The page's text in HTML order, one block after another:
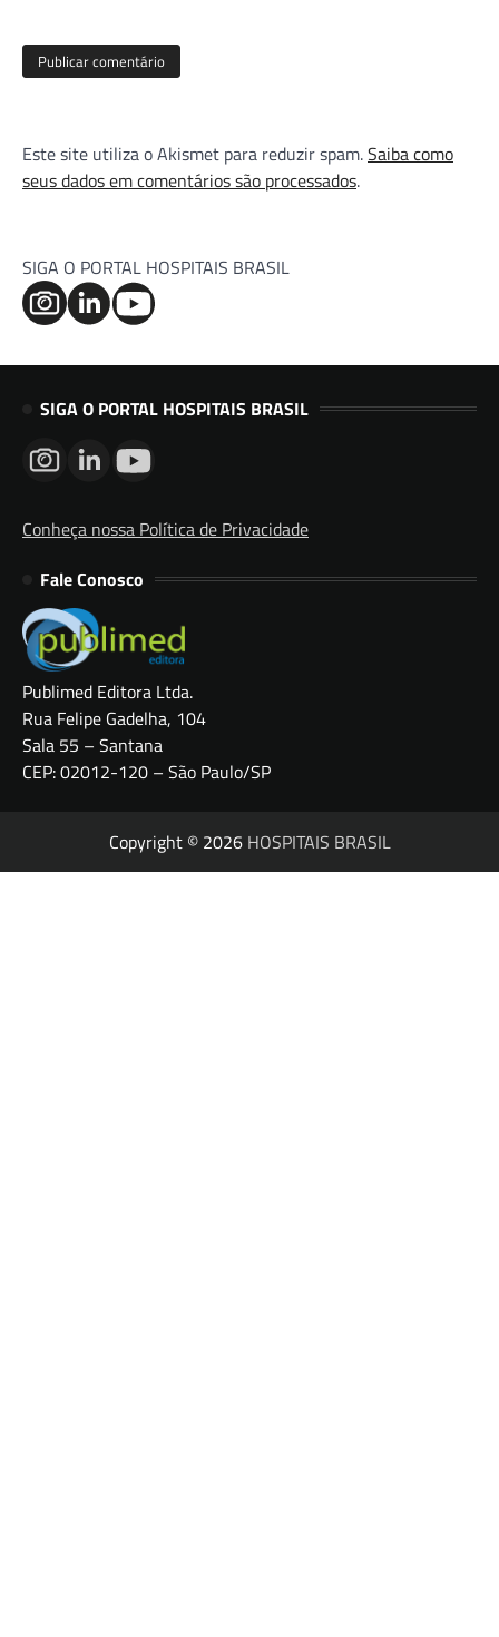
Este site utiliza o Akismet para reduzir spam.Saiba como
seus dados em comentários são processados.
SIGA O PORTAL HOSPITAIS BRASIL
SIGA O PORTAL HOSPITAIS BRASIL
Conheça nossa Política de Privacidade
Fale Conosco
Publimed Editora Ltda.
Rua Felipe Gadelha, 104
Sala 55 – Santana
CEP: 02012-120 – São Paulo/SP
Copyright © 2026 HOSPITAIS BRASIL